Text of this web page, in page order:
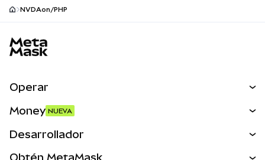
NVDAon/PHP
Operar
Money NUEVA
Desarrollador
Obtén MetaMask